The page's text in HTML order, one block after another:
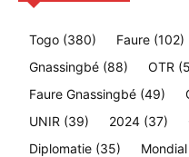
Togo (380) Faure (102)
Gnassingbé (88) OTR
Faure Gnassingbé (49)
UNIR (39) 2024 (37)
Diplomatie (35)